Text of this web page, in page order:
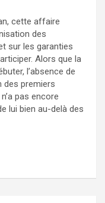
cette affaire
des
sur les garanties
Alors que la
l’absence de
des premiers
pas encore
lui bien au-delà des